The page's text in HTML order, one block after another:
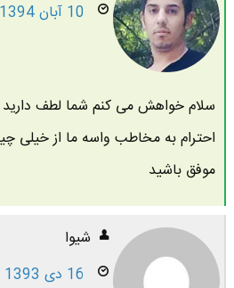
10 آبان 1394
سلام خواهش می کنم شما لطف دارید
احترام به مخاطب واسه ما از خیلی
موفق باشید
شیوا
16 دی 1393